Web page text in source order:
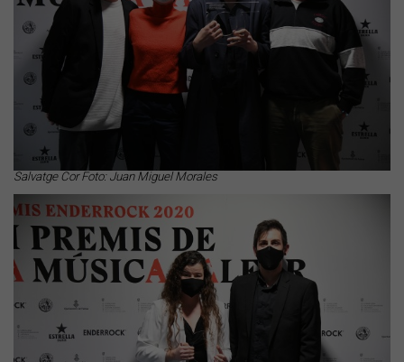
Salvatge Cor Foto: Juan Miguel Morales